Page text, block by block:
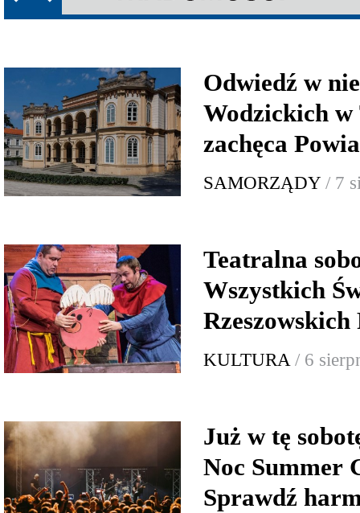
Odwiedź w
Wodzickich w
zachęca
SAMORZĄDY / 7
Teatralna
Wszystkich
KULTURA / 6
Już w tę
Noc Summer
Sprawdź